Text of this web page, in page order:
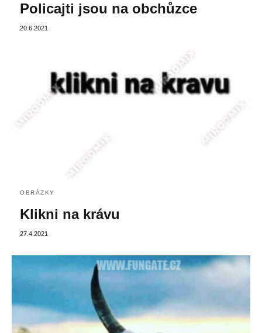
Policajti jsou na obchůzce
20.6.2021
OBRÁZKY
Klikni na krávu
27.4.2021